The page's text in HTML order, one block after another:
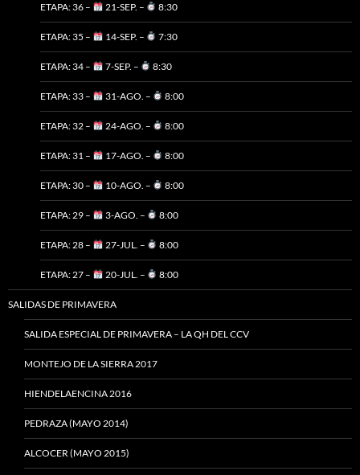
ETAPA: 36 – 21-SEP. – 8:30
ETAPA: 35 – 14-SEP. – 7:30
ETAPA: 34 – 7-SEP. – 8:30
ETAPA: 33 – 31-AGO. – 8:00
ETAPA: 32 – 24-AGO. – 8:00
ETAPA: 31 – 17-AGO. – 8:00
ETAPA: 30 – 10-AGO. – 8:00
ETAPA: 29 – 3-AGO. – 8:00
ETAPA: 28 – 27-JUL. – 8:00
ETAPA: 27 – 20-JUL. – 8:00
SALIDAS DE PRIMAVERA
SALIDA ESPECIAL DE PRIMAVERA – LA QH DEL CCV
MONTEJO DE LA SIERRA 2017
HIENDELAENCINA 2016
PEDRAZA (MAYO 2014)
ALCOCER (MAYO 2015)